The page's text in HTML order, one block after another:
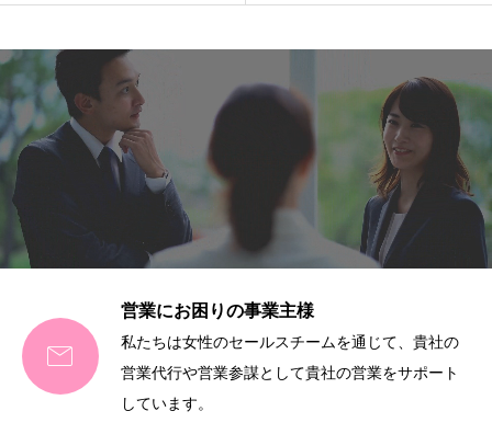

営業にお困りの事業主様
私たちは女性のセールスチームを通じて、貴社の
営業代行や営業参謀として貴社の営業をサポート
しています。